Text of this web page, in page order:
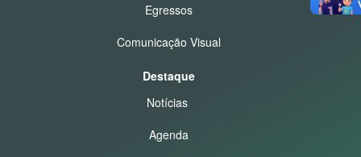
Egressos
Comunicação Visual
Destaque
Notícias
Agenda